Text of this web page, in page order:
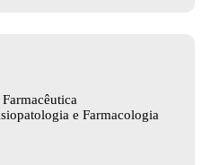
e Farmacologia